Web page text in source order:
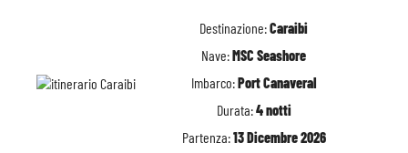
Destinazione:Caraibi
Nave:MSC Seashore
Imbarco:Port Canaveral
Durata:4 notti
Partenza:13 Dicembre 2026